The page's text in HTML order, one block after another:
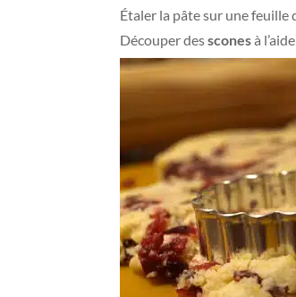
Étaler la pâte sur une feuille
Découper dessconesà